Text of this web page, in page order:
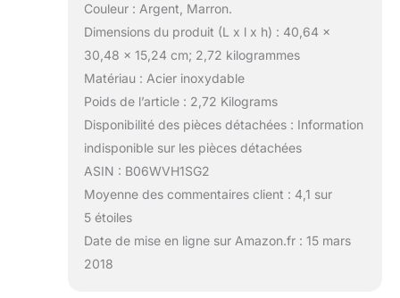
Couleur : Argent, Marron.
Dimensions du produit (L x l x h) : 40,64 x
30,48 x 15,24 cm; 2,72 kilogrammes
Matériau : Acier inoxydable
Poids de l’article : 2,72 Kilograms
Disponibilité des pièces détachées : Information
indisponible sur les pièces détachées
ASIN : B06WVH1SG2
Moyenne des commentaires client : 4,1 sur
5 étoiles
Date de mise en ligne sur Amazon.fr : 15 mars
2018